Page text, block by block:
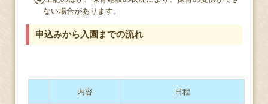
ない場合があります。
申込みから入園までの流れ
内容 日程